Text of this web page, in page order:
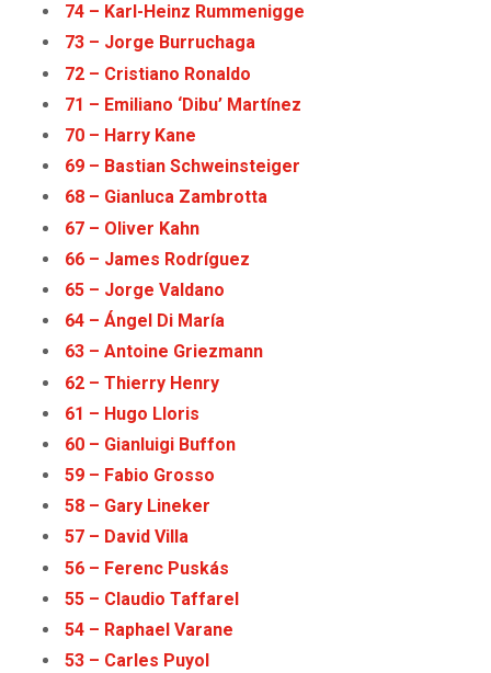
74 – Karl-Heinz Rummenigge
73 – Jorge Burruchaga
72 – Cristiano Ronaldo
71 – Emiliano ‘Dibu’ Martínez
70 – Harry Kane
69 – Bastian Schweinsteiger
68 – Gianluca Zambrotta
67 – Oliver Kahn
66 – James Rodríguez
65 – Jorge Valdano
64 – Ángel Di María
63 – Antoine Griezmann
62 – Thierry Henry
61 – Hugo Lloris
60 – Gianluigi Buffon
59 – Fabio Grosso
58 – Gary Lineker
57 – David Villa
56 – Ferenc Puskás
55 – Claudio Taffarel
54 – Raphael Varane
53 – Carles Puyol